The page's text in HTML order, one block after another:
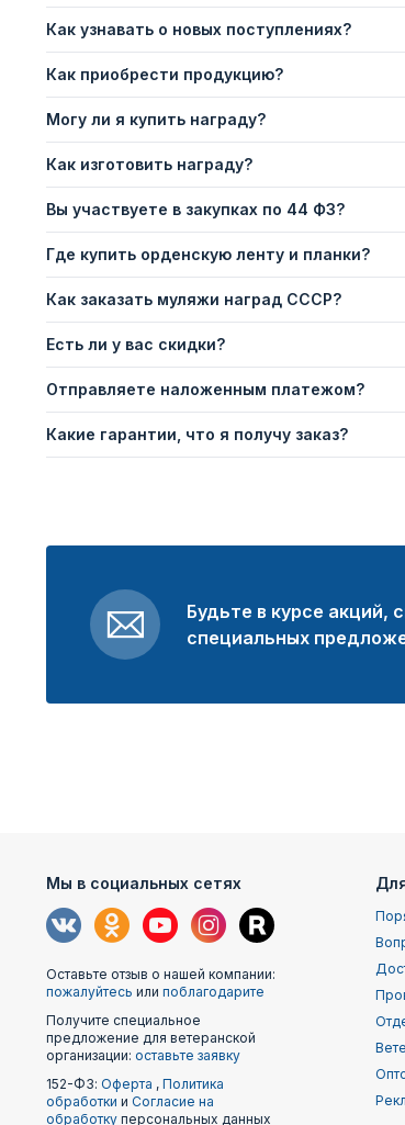
Как узнавать о новых поступлениях?
Как приобрести продукцию?
Могу ли я купить награду?
Как изготовить награду?
Вы участвуете в закупках по 44 ФЗ?
Где купить орденскую ленту и планки?
Как заказать муляжи наград СССР?
Есть ли у вас скидки?
Отправляете наложенным платежом?
Какие гарантии, что я получу заказ?
Будьте в курсе акций,
специальных
Мы в социальных сетях
Оставьте отзыв о нашей компании:
пожалуйтесь или поблагодарите
Получите специальное
предложение для ветеранской
организации: оставьте заявку
152-ФЗ: Оферта , Политика
обработки и Согласие на
обработку персональных данных